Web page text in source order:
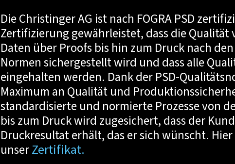
Die Christinger AG ist nach FOGRA PSD
Zertifizierung gewährleistet, dass die Qualität
Daten über Proofs bis hin zum Druck nach
Normen sichergestellt wird und dass alle
eingehalten werden. Dank der PSD-
Maximum an Qualität und
standardisierte und normierte Prozesse von
bis zum Druck wird zugesichert, dass der
Druckresultat erhält, das er sich wünscht.
unserZertifikat.